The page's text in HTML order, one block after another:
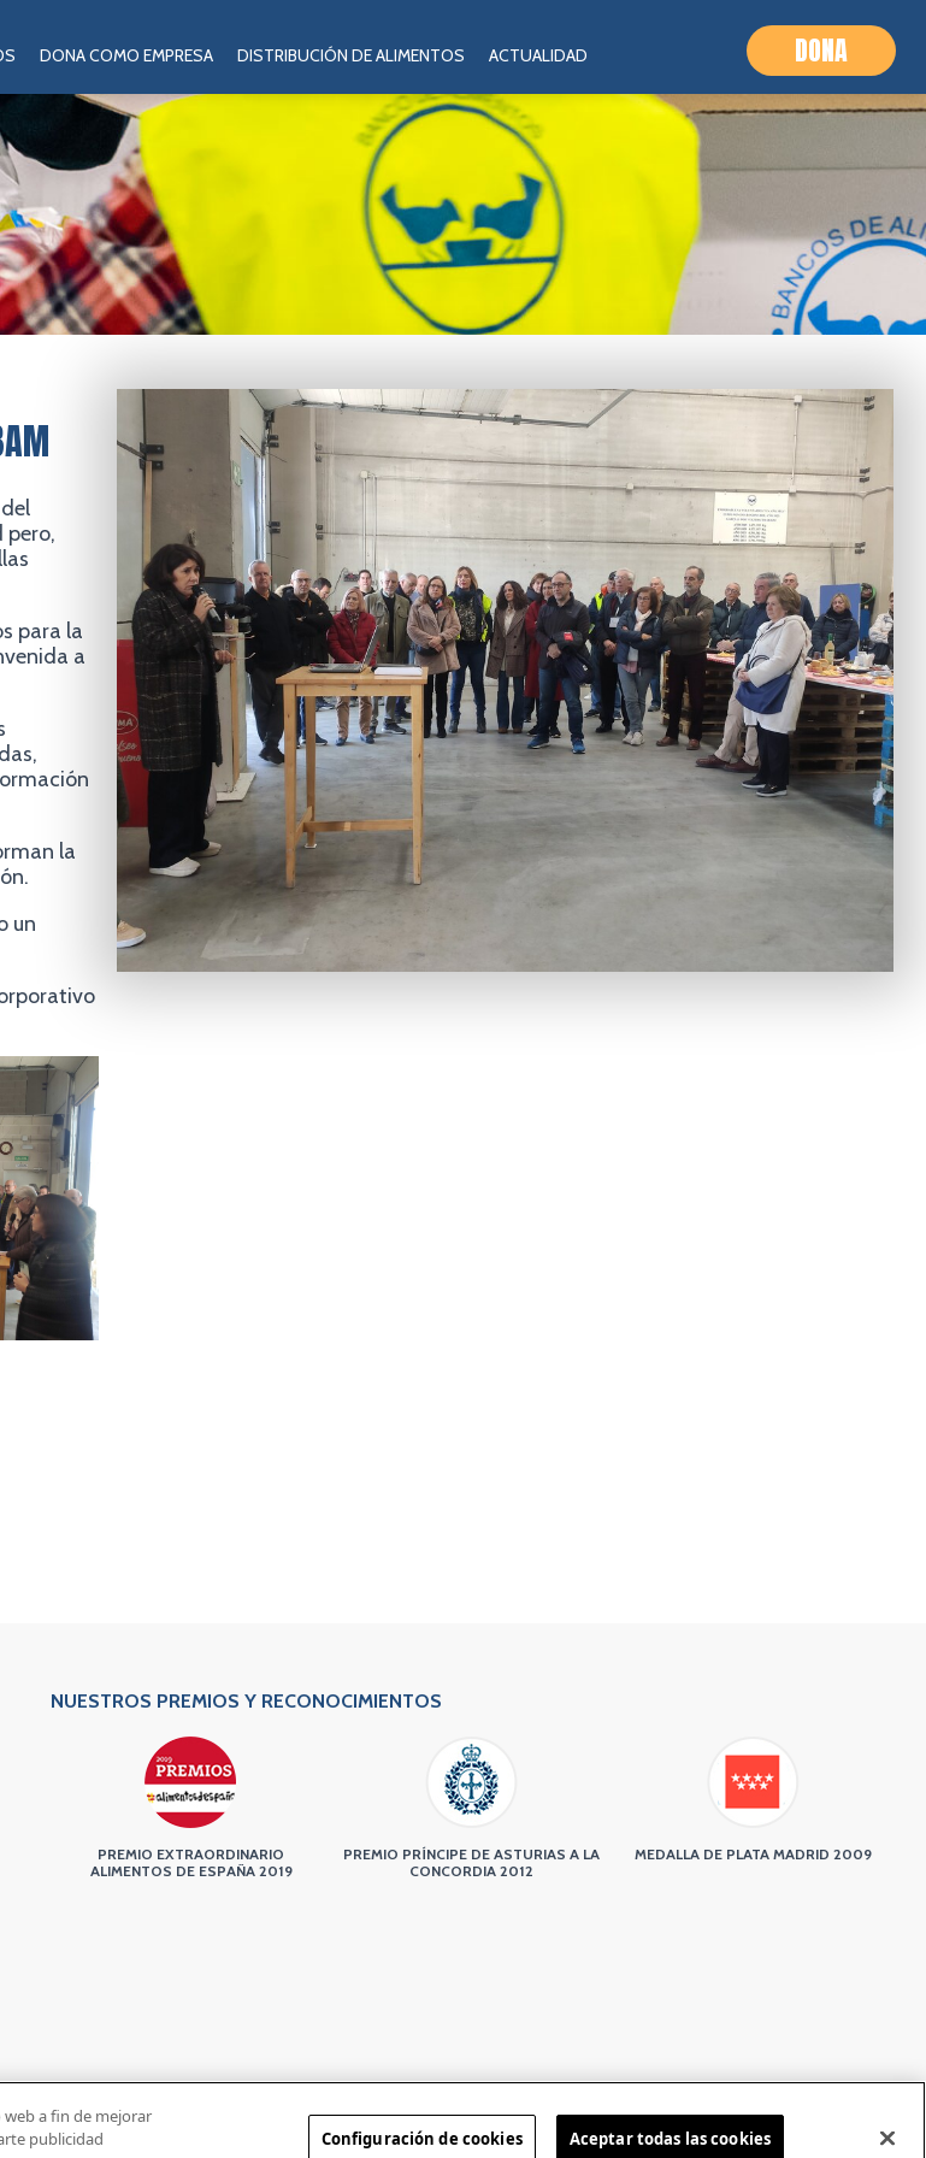
DONA COMO EMPRESA DISTRIBUCIÓN DE ALIMENTOS ACTUALIDAD DONA
pero,
para la
a
la
un
NUESTROS PREMIOS Y RECONOCIMIENTOS
PREMIO EXTRAORDINARIO
ALIMENTOS DE ESPAÑA 2019
PREMIO PRÍNCIPE DE ASTURIAS A LA
CONCORDIA 2012
MEDALLA DE PLATA MADRID 2009
web a fin de mejorar
publicidad
Configuración de cookies Aceptar todas las cookies